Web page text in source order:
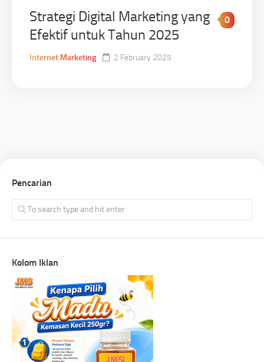
Strategi Digital Marketing yang
Efektif untuk Tahun 2025
0
Internet Marketing 2 February 2025
Pencarian
Kolom Iklan